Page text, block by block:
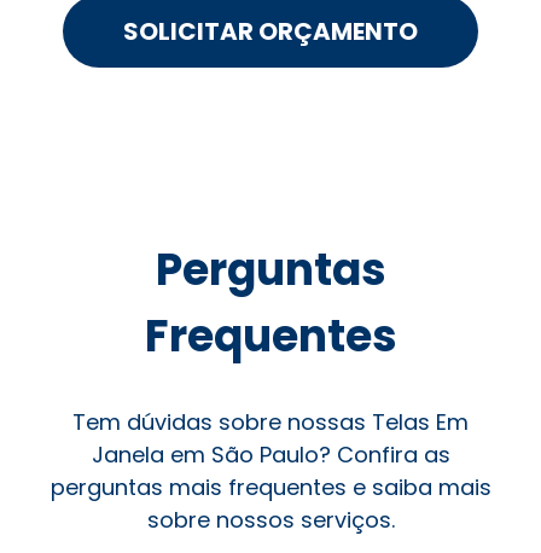
SOLICITAR ORÇAMENTO
Perguntas
Frequentes
Tem dúvidas sobre nossas Telas Em
Janela em São Paulo? Confira as
perguntas mais frequentes e saiba mais
sobre nossos serviços.